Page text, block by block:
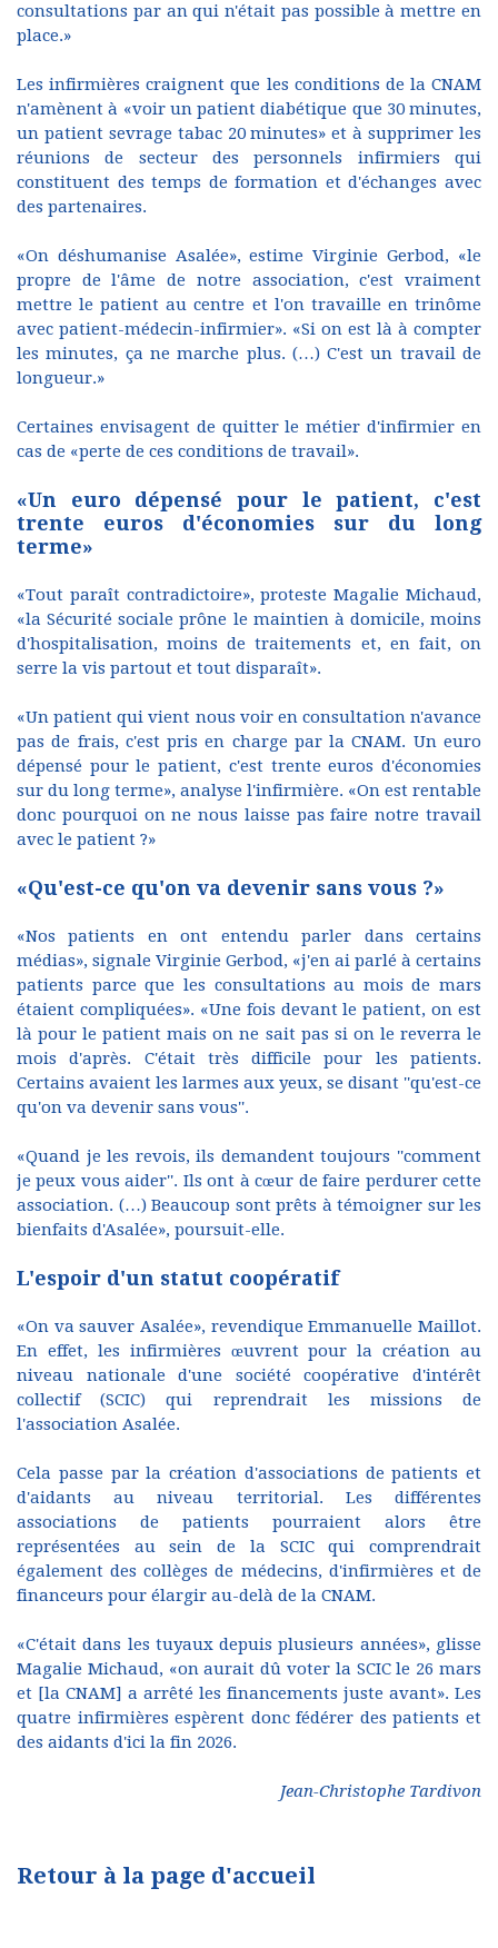
consultations par an qui n'était pas possible à mettre en
place.»
Les infirmières craignent que les conditions de la CNAM
n'amènent à «voir un patient diabétique que 30 minutes,
un patient sevrage tabac 20 minutes» et à supprimer les
réunions de secteur des personnels infirmiers qui
constituent des temps de formation et d'échanges avec
des partenaires.
«On déshumanise Asalée», estime Virginie Gerbod, «le
propre de l'âme de notre association, c'est vraiment
mettre le patient au centre et l'on travaille en trinôme
avec patient-médecin-infirmier». «Si on est là à compter
les minutes, ça ne marche plus. (…) C'est un travail de
longueur.»
Certaines envisagent de quitter le métier d'infirmier en
cas de «perte de ces conditions de travail».
«Un euro dépensé pour le patient, c'est
trente euros d'économies sur du long
terme»
«Tout paraît contradictoire», proteste Magalie Michaud,
«la Sécurité sociale prône le maintien à domicile, moins
d'hospitalisation, moins de traitements et, en fait, on
serre la vis partout et tout disparaît».
«Un patient qui vient nous voir en consultation n'avance
pas de frais, c'est pris en charge par la CNAM. Un euro
dépensé pour le patient, c'est trente euros d'économies
sur du long terme», analyse l'infirmière. «On est rentable
donc pourquoi on ne nous laisse pas faire notre travail
avec le patient ?»
«Qu'est-ce qu'on va devenir sans vous ?»
«Nos patients en ont entendu parler dans certains
médias», signale Virginie Gerbod, «j'en ai parlé à certains
patients parce que les consultations au mois de mars
étaient compliquées». «Une fois devant le patient, on est
là pour le patient mais on ne sait pas si on le reverra le
mois d'après. C'était très difficile pour les patients.
Certains avaient les larmes aux yeux, se disant ''qu'est-ce
qu'on va devenir sans vous''.
«Quand je les revois, ils demandent toujours ''comment
je peux vous aider''. Ils ont à cœur de faire perdurer cette
association. (…) Beaucoup sont prêts à témoigner sur les
bienfaits d'Asalée», poursuit-elle.
L'espoir d'un statut coopératif
«On va sauver Asalée», revendique Emmanuelle Maillot.
En effet, les infirmières œuvrent pour la création au
niveau nationale d'une société coopérative d'intérêt
collectif (SCIC) qui reprendrait les missions de
l'association Asalée.
Cela passe par la création d'associations de patients et
d'aidants au niveau territorial. Les différentes
associations de patients pourraient alors être
représentées au sein de la SCIC qui comprendrait
également des collèges de médecins, d'infirmières et de
financeurs pour élargir au-delà de la CNAM.
«C'était dans les tuyaux depuis plusieurs années», glisse
Magalie Michaud, «on aurait dû voter la SCIC le 26 mars
et [la CNAM] a arrêté les financements juste avant». Les
quatre infirmières espèrent donc fédérer des patients et
des aidants d'ici la fin 2026.
Jean-Christophe Tardivon
Retour à la page d'accueil